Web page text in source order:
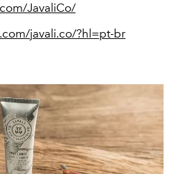
JavaliCo/
javali.co/?hl=pt-br